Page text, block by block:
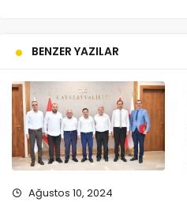
BENZER YAZILAR
Ağustos 10, 2024